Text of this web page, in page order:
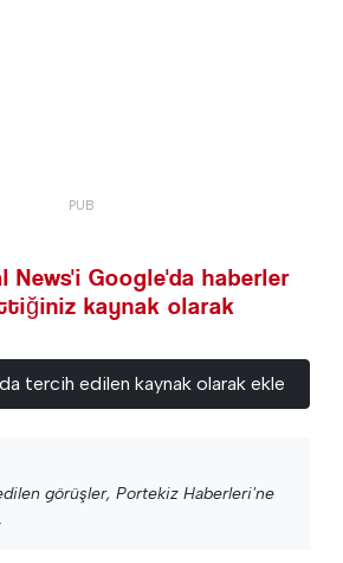
News'i Google'da haberler
kaynak olarak
tercih edilen kaynak olarak ekle
görüşler, Portekiz Haberleri'ne